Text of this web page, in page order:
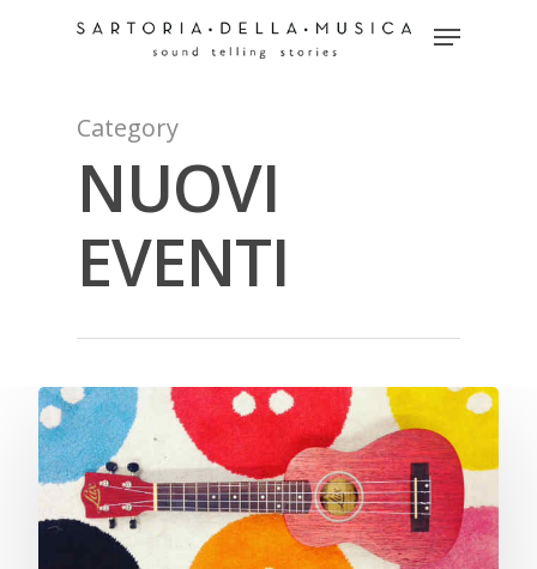
Hit enter to search or ESC to close
Category
NUOVI
EVENTI